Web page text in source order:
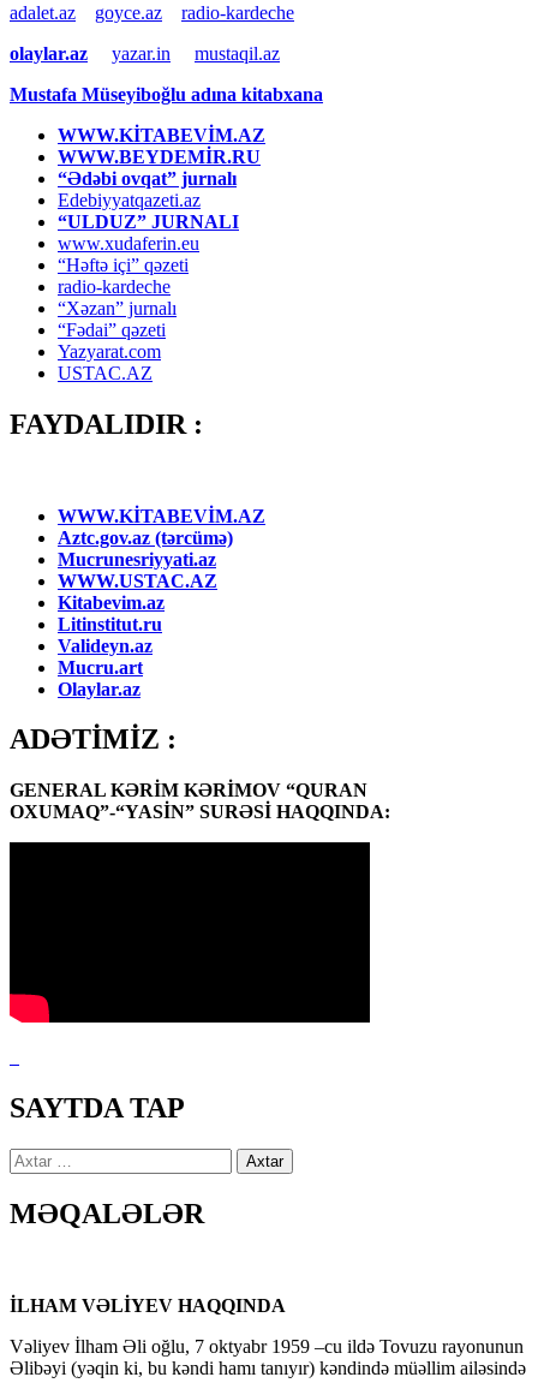
adalet.az
goyce.az
radio-kardeche
olaylar.az
yazar.in
mustaqil.az
Mustafa Müseyiboğlu adına kitabxana
WWW.KİTABEVİM.AZ
WWW.BEYDEMİR.RU
“Ədəbi ovqat” jurnalı
Edebiyyatqazeti.az
“ULDUZ” JURNALI
www.xudaferin.eu
“Həftə içi” qəzeti
radio-kardeche
“Xəzan” jurnalı
“Fədai” qəzeti
Yazyarat.com
USTAC.AZ
FAYDALIDIR :
WWW.KİTABEVİM.AZ
Aztc.gov.az (tərcümə)
Mucrunesriyyati.az
WWW.USTAC.AZ
Kitabevim.az
Litinstitut.ru
Valideyn.az
Mucru.art
Olaylar.az
ADƏTİMİZ :
GENERAL KƏRİM KƏRİMOV “QURAN
OXUMAQ”-“YASİN” SURƏSİ HAQQINDA:
SAYTDA TAP
Axtarış:
MƏQALƏLƏR
İLHAM VƏLİYEV HAQQINDA
Vəliyev İlham Əli oğlu, 7 oktyabr 1959 –cu ildə Tovuzu rayonunun
Əlibəyi (yəqin ki, bu kəndi hamı tanıyır) kəndində müəllim ailəsində